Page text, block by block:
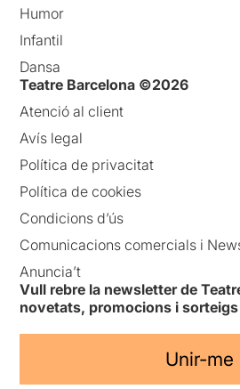
Humor
Infantil
Dansa
Teatre Barcelona ©2026
Atenció al client
Avís legal
Política de privacitat
Política de cookies
Condicions d’ús
Comunicacions comercials i
Anuncia’t
Vull rebre la newsletter de
novetats, promocions i sorteigs
Unir-me